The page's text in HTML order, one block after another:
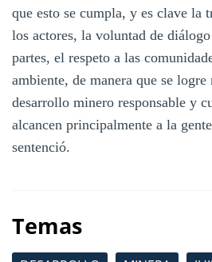
que esto se cumpla, y es clave la
los actores, la voluntad de
partes, el respeto a las
ambiente, de manera que se logre
desarrollo minero responsable y
alcancen principalmente a la
sentenció.
Temas